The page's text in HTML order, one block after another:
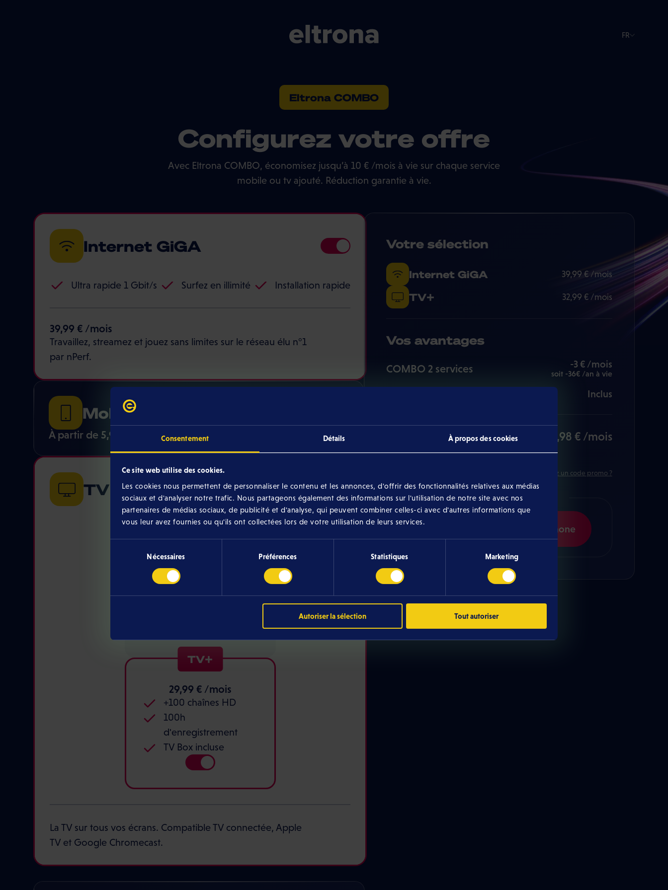
Consentement Détails À propos des cookies
Ce site web utilise des cookies.
Les cookies nous permettent de personnaliser le contenu et les annonces, d'offrir des fonctionnalités relatives aux médias
sociaux et d'analyser notre trafic. Nous partageons également des informations sur l'utilisation de notre site avec nos
partenaires de médias sociaux, de publicité et d'analyse, qui peuvent combiner celles-ci avec d'autres informations que
vous leur avez fournies ou qu'ils ont collectées lors de votre utilisation de leurs services.
consentement
Nécessaires Préférences Statistiques Marketing
Autoriser la sélection Tout autoriser
FR
Eltrona COMBO
Configurez votre offre
Avec Eltrona COMBO, économisez jusqu’à 10 € /mois à vie sur chaque service
mobile ou tv ajouté. Réduction garantie à vie.
Internet GiGA
Ultra rapide 1 Gbit/s Surfez en illimité Installation rapide
Travaillez, streamez et jouez sans limites sur le réseau élu n°1
par nPerf.
39,99 € /mois
Mobile
À partir de 5,99 € /mois
TV
TV App
En streaming
19,99 € /mois
TV+
+100 chaînes HD
100h
d'enregistrement
TV Box incluse
29,99 € /mois
La TV sur tous vos écrans. Compatible TV connectée, Apple
TV et Google Chromecast.
Votre sélection
Internet GiGA 39,99 € /mois
TV+ 32,99 € /mois
Vos avantages
COMBO 2 services -3 € /mois
soit -36€ /an à vie
Inclus
69,98 € /mois
Vous avez un code promo ?
Commander maintenant
Par téléphone